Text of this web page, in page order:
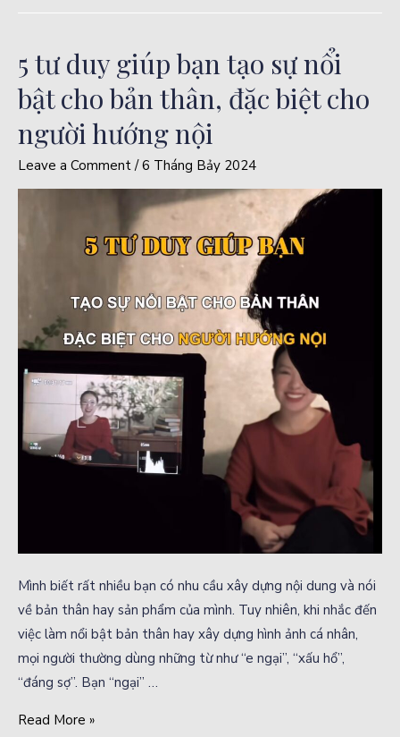
5 tư duy giúp bạn tạo sự nổi
bật cho bản thân, đặc biệt cho
người hướng nội
Leave a Comment /6 Tháng Bảy 2024
Mình biết rất nhiều bạn có nhu cầu xây dựng nội dung và nói
về bản thân hay sản phẩm của mình. Tuy nhiên, khi nhắc đến
việc làm nổi bật bản thân hay xây dựng hình ảnh cá nhân,
mọi người thường dùng những từ như “e ngại”, “xấu hổ”,
“đáng sợ”. Bạn “ngại” …
Read More »